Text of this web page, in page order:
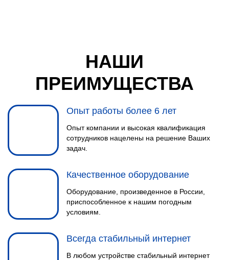
НАШИ
ПРЕИМУЩЕСТВА
Опыт работы более 6 лет
Опыт компании и высокая квалификация
сотрудников нацелены на решение Ваших
задач.
Качественное оборудование
Оборудование, произведенное в России,
приспособленное к нашим погодным
условиям.
Всегда стабильный интернет
В любом устройстве стабильный интернет